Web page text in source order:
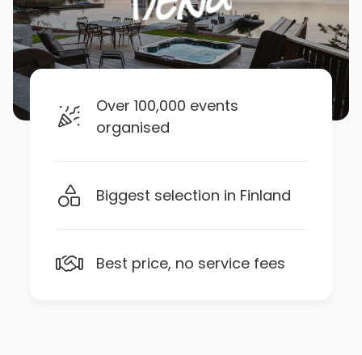
Over 100,000 events
organised
Biggest selection in Finland
Best price, no service fees